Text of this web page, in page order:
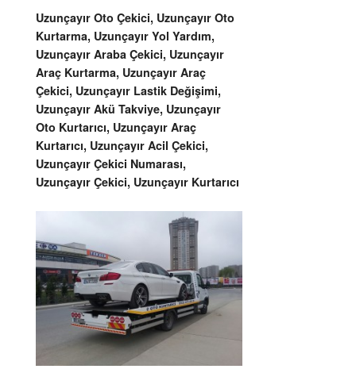
Uzunçayır Oto Çekici, Uzunçayır Oto
Kurtarma, Uzunçayır Yol Yardım,
Uzunçayır Araba Çekici, Uzunçayır
Araç Kurtarma, Uzunçayır Araç
Çekici, Uzunçayır Lastik Değişimi,
Uzunçayır Akü Takviye, Uzunçayır
Oto Kurtarıcı, Uzunçayır Araç
Kurtarıcı, Uzunçayır Acil Çekici,
Uzunçayır Çekici Numarası,
Uzunçayır Çekici, Uzunçayır Kurtarıcı